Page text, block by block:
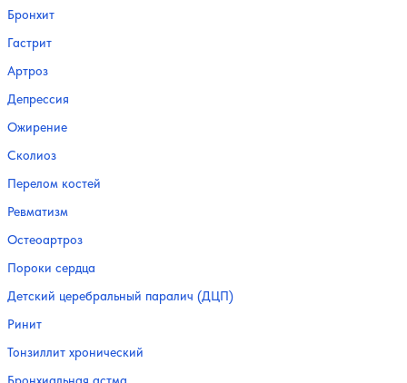
Бронхит
Гастрит
Артроз
Депрессия
Ожирение
Сколиоз
Перелом костей
Ревматизм
Остеоартроз
Пороки сердца
Детский церебральный паралич (ДЦП)
Ринит
Тонзиллит хронический